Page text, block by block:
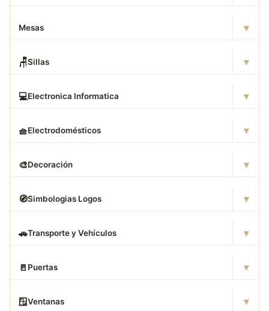
Mesas ▾
🪑Sillas ▾
💻Electronica Informatica ▾
🧺Electrodomésticos ▾
🎨Decoración ▾
🧭Simbologias Logos ▾
🚗Transporte y Vehículos ▾
🚪 Puertas ▾
🪟Ventanas ▾